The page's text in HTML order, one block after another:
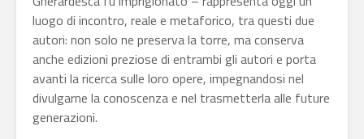
luogo di incontro, reale e metaforico, tra questi due
autori: non solo ne preserva la torre, ma conserva
anche edizioni preziose di entrambi gli autori e porta
avanti la ricerca sulle loro opere, impegnandosi nel
divulgarne la conoscenza e nel trasmetterla alle future
generazioni.